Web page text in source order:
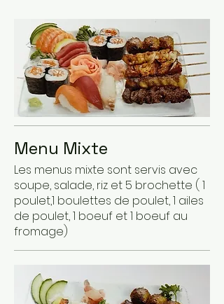
Menu Mixte
Les menus mixte sont servis avec
soupe, salade, riz et 5 brochette ( 1
poulet,1 boulettes de poulet, 1 ailes
de poulet, 1 boeuf et 1 boeuf au
fromage)